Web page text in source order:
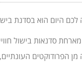
לכם היום הוא בסדנת
מן הפרודוקטים